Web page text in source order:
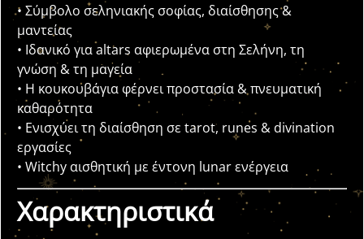
• Σύμβολο σεληνιακής σοφίας, διαίσθησης &
μαντείας
• Ιδανικό για altars αφιερωμένα στη Σελήνη, τη
γνώση & τη μαγεία
• Η κουκουβάγια φέρνει προστασία & πνευματική
καθαρότητα
• Ενισχύει τη διαίσθηση σε tarot, runes & divination
εργασίες
• Witchy αισθητική με έντονη lunar ενέργεια
Χαρακτηριστικά